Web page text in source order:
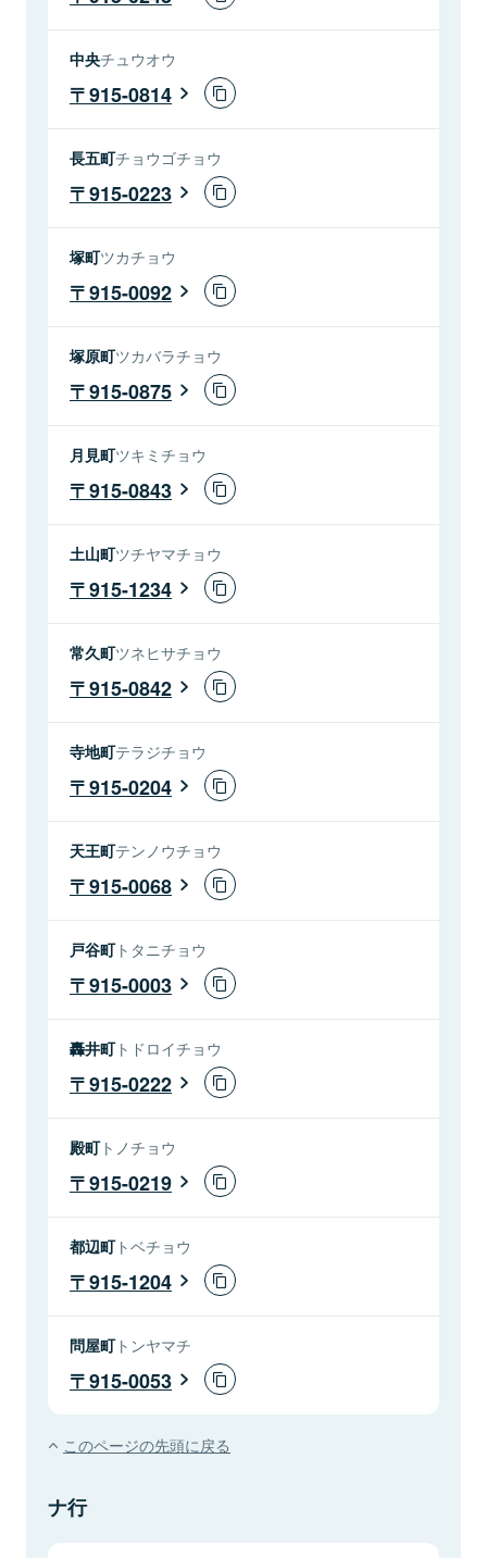
中央チュウオウ
915-0814
長五町チョウゴチョウ
915-0223
塚町ツカチョウ
915-0092
塚原町ツカバラチョウ
915-0875
月見町ツキミチョウ
915-0843
土山町ツチヤマチョウ
915-1234
常久町ツネヒサチョウ
915-0842
寺地町テラジチョウ
915-0204
天王町テンノウチョウ
915-0068
戸谷町トタニチョウ
915-0003
轟井町トドロイチョウ
915-0222
殿町トノチョウ
915-0219
都辺町トベチョウ
915-1204
問屋町トンヤマチ
915-0053
このページの先頭に戻る
ナ行